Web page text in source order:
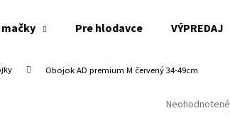
Pre hlodavce VÝPREDAJ
Obojok AD premium M červený 34-49cm
Priemerné
Neohodnotené
Čo potrebujete nájsť?